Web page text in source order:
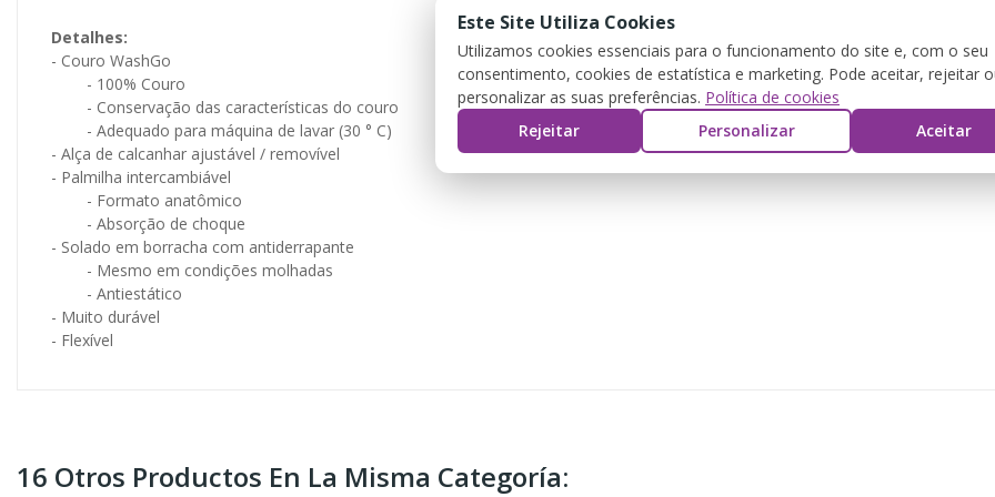
Detalhes:
- Couro WashGo
- 100% Couro
- Conservação das características do couro
- Adequado para máquina de lavar (30 ° C)
- Alça de calcanhar ajustável / removível
- Palmilha intercambiável
- Formato anatômico
- Absorção de choque
- Solado em borracha com antiderrapante
- Mesmo em condições molhadas
- Antiestático
- Muito durável
- Flexível
16 Otros Productos En La Misma Categoría:
Este Site Utiliza Cookies
Utilizamos cookies essenciais para o funcionamento do site e, com o seu
consentimento, cookies de estatística e marketing. Pode aceitar, rejeitar
personalizar as suas preferências. Política de cookies
Rejeitar
Personalizar Aceitar